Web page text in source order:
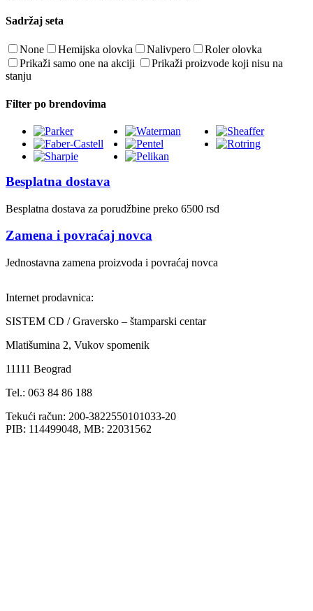
Sadržaj seta
None Hemijska olovka Nalivpero
Roler olovka
Prikaži samo one na akciji
Prikaži proizvode koji nisu na
stanju
Filter po brendovima
Besplatna dostava
Besplatna dostava za porudžbine preko 6500 rsd
Zamena i povraćaj novca
Jednostavna zamena proizvoda i povraćaj novca
Internet prodavnica:
SISTEM CD / Graversko – štamparski centar
Mlatišumina 2, Vukov spomenik
11111 Beograd
Tel.: 063 84 86 188
Tekući račun: 200-3822550101033-20
PIB: 114499048, MB: 22031562